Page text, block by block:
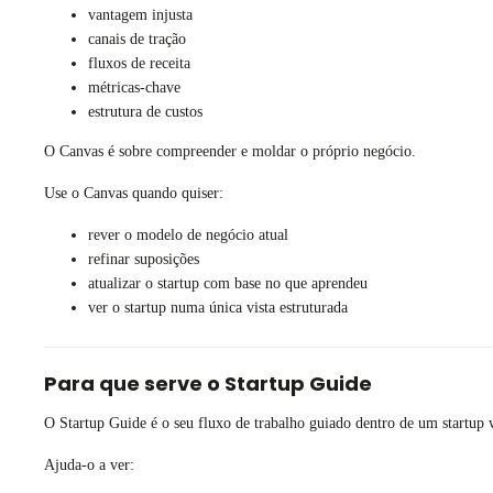
vantagem injusta
canais de tração
fluxos de receita
métricas-chave
estrutura de custos
O Canvas é sobre compreender e moldar o próprio negócio.
Use o Canvas quando quiser:
rever o modelo de negócio atual
refinar suposições
atualizar o startup com base no que aprendeu
ver o startup numa única vista estruturada
Para que serve o Startup Guide
O Startup Guide é o seu fluxo de trabalho guiado dentro de um startup
Ajuda-o a ver: